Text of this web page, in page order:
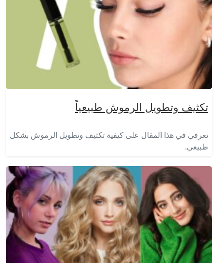
تكثيف وتطويل الرموش طبيعياً
تعرفي في هذا المقال على كيفية تكثيف وتطويل الرموش بشكل
طبيعي.